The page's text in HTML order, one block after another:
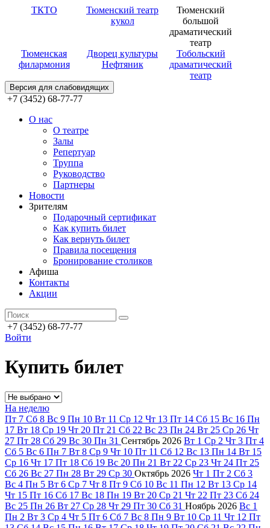
ТКТО
Тюменский театр
кукол
Тюменский
большой
драматический
театр
Тюменская
филармония
Дворец культуры
Нефтяник
Тобольский
драматический
театр
Версия для слабовидящих
+7 (3452) 68-77-77
О нас
О театре
Залы
Репертуар
Труппа
Руководство
Партнеры
Новости
Зрителям
Подарочный сертификат
Как купить билет
Как вернуть билет
Правила посещения
Бронирование столиков
Афиша
Контакты
Акции
+7 (3452) 68-77-77
Войти
Купить билет
На неделю
Пт 7 Сб 8 Вс 9 Пн 10 Вт 11 Ср 12 Чт 13 Пт 14 Сб 15 Вс 16 Пн
17 Вт 18 Ср 19 Чт 20 Пт 21 Сб 22 Вс 23 Пн 24 Вт 25 Ср 26 Чт
27 Пт 28 Сб 29 Вс 30 Пн 31 Сентябрь 2026 Вт 1 Ср 2 Чт 3 Пт 4
Сб 5 Вс 6 Пн 7 Вт 8 Ср 9 Чт 10 Пт 11 Сб 12 Вс 13 Пн 14 Вт 15
Ср 16 Чт 17 Пт 18 Сб 19 Вс 20 Пн 21 Вт 22 Ср 23 Чт 24 Пт 25
Сб 26 Вс 27 Пн 28 Вт 29 Ср 30 Октябрь 2026 Чт 1 Пт 2 Сб 3
Вс 4 Пн 5 Вт 6 Ср 7 Чт 8 Пт 9 Сб 10 Вс 11 Пн 12 Вт 13 Ср 14
Чт 15 Пт 16 Сб 17 Вс 18 Пн 19 Вт 20 Ср 21 Чт 22 Пт 23 Сб 24
Вс 25 Пн 26 Вт 27 Ср 28 Чт 29 Пт 30 Сб 31 Ноябрь 2026 Вс 1
Пн 2 Вт 3 Ср 4 Чт 5 Пт 6 Сб 7 Вс 8 Пн 9 Вт 10 Ср 11 Чт 12 Пт